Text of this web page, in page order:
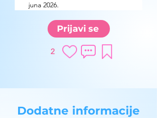
juna 2026.
Prijavi se
2
Dodatne informacije